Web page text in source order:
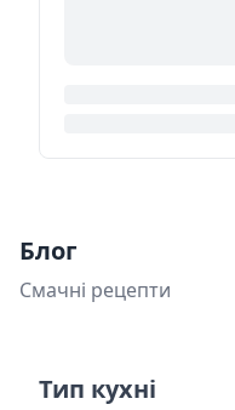
Блог
Смачні рецепти
Тип кухні